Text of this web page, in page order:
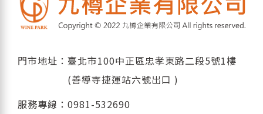
門市地址：臺北市100中正區忠孝東路二段5號1樓
(善導寺捷運站六號出口 )
服務專線： 0981-532690